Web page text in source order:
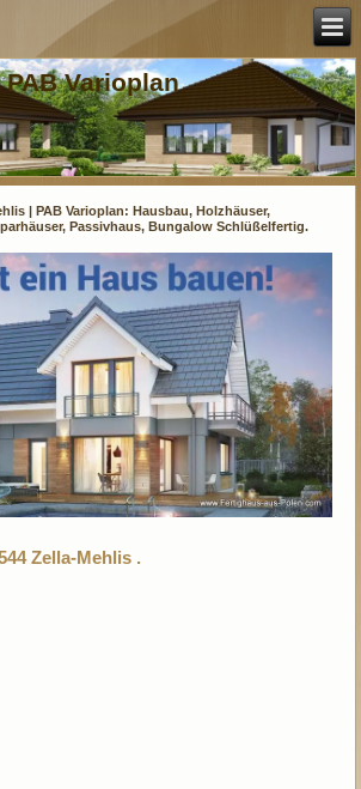
PAB Varioplan
| PAB Varioplan: Hausbau, Holzhäuser,
Passivhaus, Bungalow Schlüßelfertig.
Zella-Mehlis .